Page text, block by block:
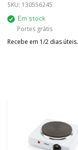
SKU: 130556245
Em stock
Portes grátis
Recebe em 1/2 dias úteis.